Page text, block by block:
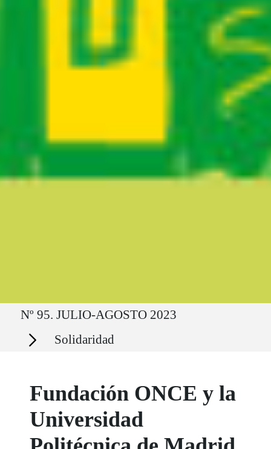
Ruta del sitio
Nº 95. JULIO-AGOSTO 2023
Secciones Solidaridad
Fundación ONCE y la
Universidad